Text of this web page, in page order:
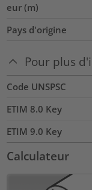
eur (m)
Pays d'origine
Pour plus
Code UNSPSC
ETIM 8.0 Key
ETIM 9.0 Key
Calculateur